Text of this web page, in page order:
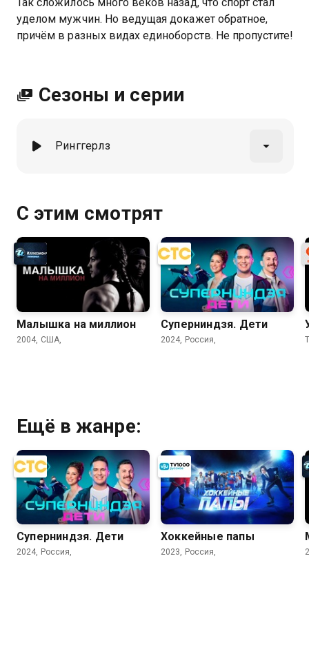
уделом мужчин. Но ведущая докажет обратное,
причём в разных видах единоборств. Не пропустите!
Сезоны и серии
Ринггерлз
С этим смотрят
Малышка на миллион
2004, США,
Суперниндзя. Дети
2024, Россия,
Ещё в жанре:
Суперниндзя. Дети
2024, Россия,
Хоккейные папы
2023, Россия,